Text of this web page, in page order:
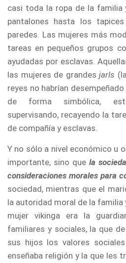
casi toda la ropa de la familia
pantalones hasta los
paredes. Las mujeres más
tareas en pequeños grupos
ayudadas por esclavas.
las mujeres de grandes jarls
reyes no habrían
de forma simbólica,
supervisando, recayendo la
de compañía y esclavas.
Y no sólo a nivel económico u
importante, sino que la
consideraciones morales para
sociedad, mientras que el
la autoridad moral de la familia
mujer vikinga era la
familiares y sociales, la que
sus hijos los valores
enseñaba religión y la que les